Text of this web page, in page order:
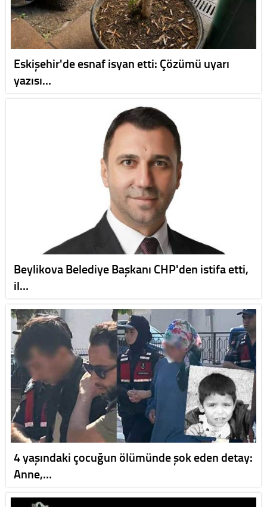
Eskişehir'de esnaf isyan etti: Çözümü uyarı
yazısı…
Beylikova Belediye Başkanı CHP'den istifa etti,
il…
4 yaşındaki çocuğun ölümünde şok eden detay:
Anne,…